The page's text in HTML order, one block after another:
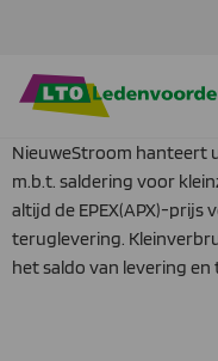
NieuweStroom hanteert
m.b.t. saldering voor
altijd de EPEX(APX)-
teruglevering.
het saldo van levering